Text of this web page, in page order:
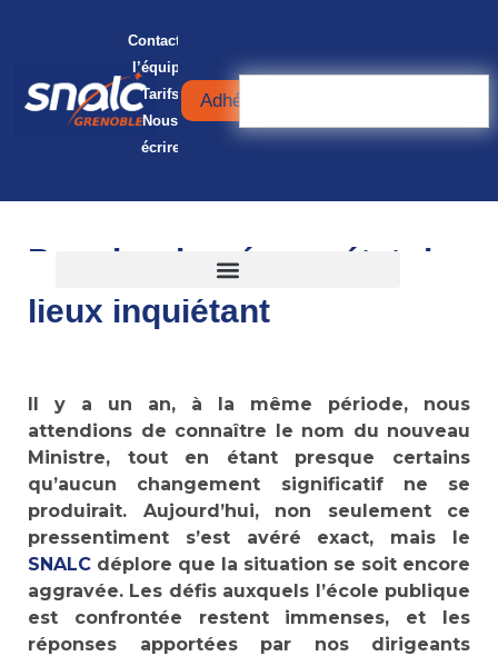
Contacter
l’équipe
Tarifs
Nous
écrire
Adhérer
Premier degré : un état des
lieux inquiétant
Il y a un an, à la même période, nous
attendions de connaître le nom du nouveau
Ministre, tout en étant presque certains
qu’aucun changement significatif ne se
produirait. Aujourd’hui, non seulement ce
pressentiment s’est avéré exact, mais le
SNALC déplore que la situation se soit encore
aggravée. Les défis auxquels l’école publique
est confrontée restent immenses, et les
réponses apportées par nos dirigeants